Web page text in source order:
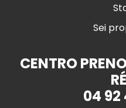
Sei
CENTRO
04 92